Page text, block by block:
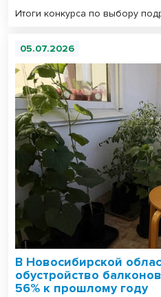
Итоги конкурса по выбору
05.07.2026
В Новосибирской
обустройство
56% к прошлому году